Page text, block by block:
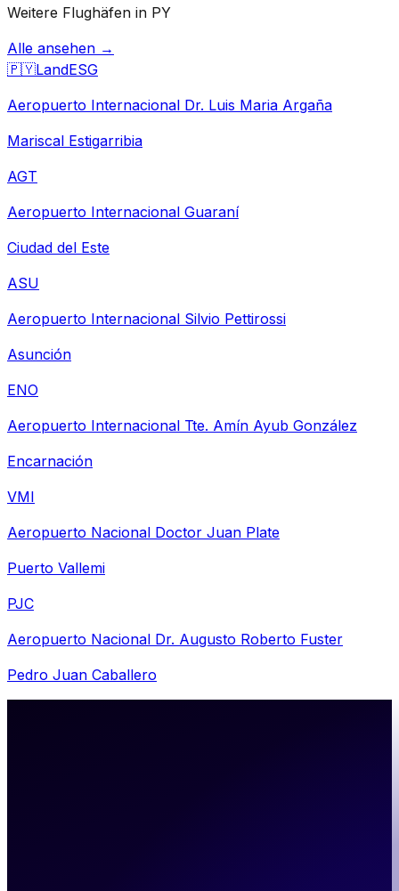
Weitere Flughäfen in PY
Alle ansehen →
🇵🇾LandESG
Aeropuerto Internacional Dr. Luis Maria Argaña
Mariscal Estigarribia
AGT
Aeropuerto Internacional Guaraní
Ciudad del Este
ASU
Aeropuerto Internacional Silvio Pettirossi
Asunción
ENO
Aeropuerto Internacional Tte. Amín Ayub González
Encarnación
VMI
Aeropuerto Nacional Doctor Juan Plate
Puerto Vallemi
PJC
Aeropuerto Nacional Dr. Augusto Roberto Fuster
Pedro Juan Caballero